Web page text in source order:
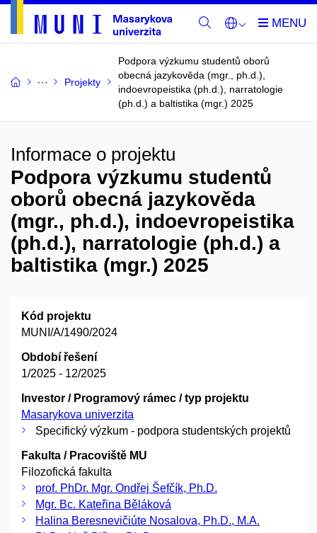
Projekty
Podpora výzkumu studentů oborů
obecná jazykověda (mgr., ph.d.),
indoevropeistika (ph.d.), narratologie
(ph.d.) a baltistika (mgr.) 2025
Informace o projektu
Podpora výzkumu studentů
oborů obecná jazykověda
(mgr., ph.d.), indoevropeistika
(ph.d.), narratologie (ph.d.) a
baltistika (mgr.) 2025
Kód projektu
MUNI/A/1490/2024
Období řešení
1/2025 - 12/2025
Investor / Programový rámec / typ projektu
Masarykova univerzita
Specifický výzkum - podpora studentských projektů
Fakulta / Pracoviště MU
Filozofická fakulta
prof. PhDr. Mgr. Ondřej Šefčík, Ph.D.
Mgr. Bc. Kateřina Běláková
Halina Beresnevičiúte Nosalova, Ph.D., M.A.